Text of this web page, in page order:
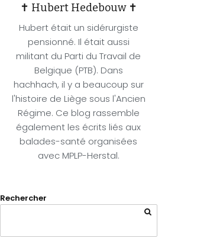
✝ Hubert Hedebouw ✝
Hubert était un sidérurgiste
pensionné. Il était aussi
militant du Parti du Travail de
Belgique (PTB). Dans
hachhach, il y a beaucoup sur
l'histoire de Liège sous l'Ancien
Régime. Ce blog rassemble
également les écrits liés aux
balades-santé organisées
avec MPLP-Herstal.
Rechercher